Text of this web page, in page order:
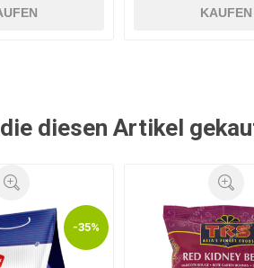
KAUFEN
diesen Artikel
-35%